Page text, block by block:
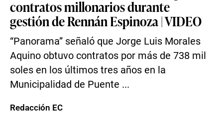
contratos millonarios durante
gestión de Rennán Espinoza | VIDEO
“Panorama” señaló que Jorge Luis Morales
Aquino obtuvo contratos por más de 738 mil
soles en los últimos tres años en la
Municipalidad de Puente ...
Redacción EC